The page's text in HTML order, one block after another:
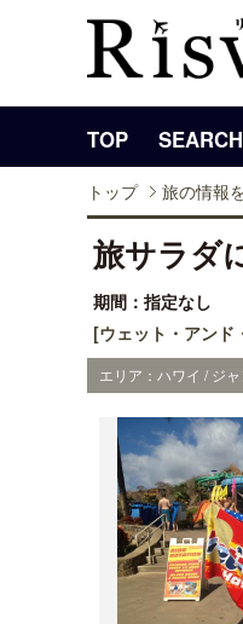
TOP SEARCH
トップ 旅の情報
旅サラダ
期間：指定なし
[ウェット・アンド
エリア：ハワイ / ジ